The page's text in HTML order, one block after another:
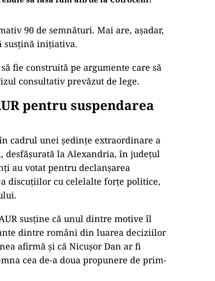
90 de semnături. Mai are, așadar,
susțină inițiativa.
fie construită pe argumente care să
consultativ prevăzut de lege.
pentru suspendarea
cadrul unei ședințe extraordinare a
desfășurată la Alexandria, în județul
au votat pentru declanșarea
discuțiilor cu celelalte forțe politice,
susține că unul dintre motive îl
dintre români din luarea deciziilor
afirmă și că Nicușor Dan ar fi
cea de-a doua propunere de prim-